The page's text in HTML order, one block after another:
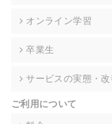
個人情報の開示等(
て、下記の当社問合
的な期間内に対応
により、ご希望に
オンライン学習
卒業生
サービスの実態・改
ご利用について